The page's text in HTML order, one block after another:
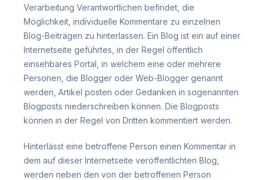
Verarbeitung Verantwortlichen befindet, die
Möglichkeit, individuelle Kommentare zu einzelnen
Blog-Beiträgen zu hinterlassen. Ein Blog ist ein auf einer
Internetseite geführtes, in der Regel öffentlich
einsehbares Portal, in welchem eine oder mehrere
Personen, die Blogger oder Web-Blogger genannt
werden, Artikel posten oder Gedanken in sogenannten
Blogposts niederschreiben können. Die Blogposts
können in der Regel von Dritten kommentiert werden.
Hinterlässt eine betroffene Person einen Kommentar in
dem auf dieser Internetseite veröffentlichten Blog,
werden neben den von der betroffenen Person